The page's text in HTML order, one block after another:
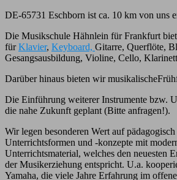
DE-65731 Eschborn ist ca. 10 km von uns
Die Musikschule Hähnlein für Frankfurt
fürKlavier, Keyboard, Gitarre, Querflöte,
Gesangsausbildung, Violine, Cello,
Darüber hinaus bieten wir
Die Einführung weiterer Instrumente bzw.
die nahe Zukunft geplant (Bitte anfragen!).
Wir legen besonderen Wert auf pädagogisch
Unterrichtsformen und -konzepte mit
Unterrichtsmaterial, welches den neuesten
der Musikerziehung entspricht. U.a.
Yamaha, die viele Jahre Erfahrung im